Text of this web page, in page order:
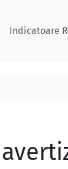
Indicatoare